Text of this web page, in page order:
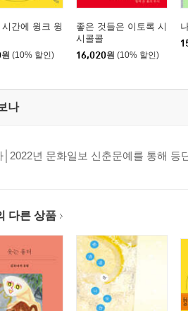
시간에 윙크 윙
원 (10% 할인)
좋은 것들은 이토록 시
시콜콜
16,020원 (10% 할인)
나
│2022년 문화일보 신춘문예를 통해
다른 상품